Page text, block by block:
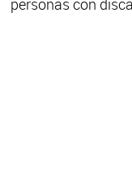
personas con